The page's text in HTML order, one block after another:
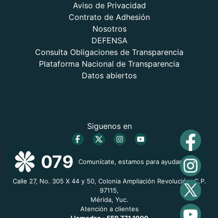
Aviso de Privacidad
Contrato de Adhesión
Nosotros
DEFENSA
Consulta Obligaciones de Transparencia
Plataforma Nacional de Transparencia
Datos abiertos
Siguenos en
079 Comunícate, estamos para ayudarte
Calle 27, No. 305 X 44 y 50, Colonia Ampliación Revolución, C.P.
97115,
Mérida, Yuc.
Atención a clientes